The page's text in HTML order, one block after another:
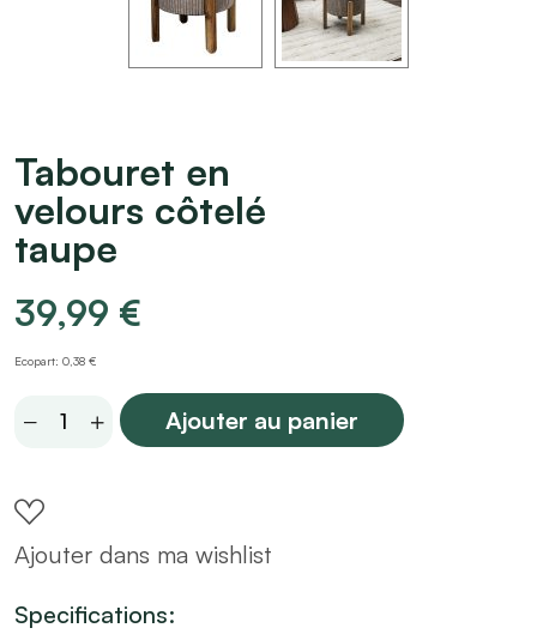
Tabouret en
velours côtelé
taupe
39,99 €
Ecopart: 0,38 €
Tabouret
côtelé
taupe
Ajouter au panier
Ajouter dans ma wishlist
Specifications: